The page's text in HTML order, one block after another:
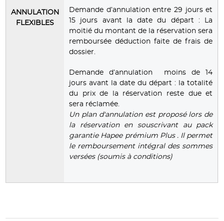
ANNULATION
FLEXIBLES
Demande d’annulation entre 29 jours et
15 jours avant la date du départ : La
moitié du montant de la réservation sera
remboursée déduction faite de frais de
dossier.
Demande d’annulation moins de 14
jours avant la date du départ : la totalité
du prix de la réservation reste due et
sera réclamée.
Un plan d'annulation est proposé lors de
la réservation en souscrivant au pack
garantie Hapee prémium Plus . Il permet
le remboursement intégral des sommes
versées (soumis à conditions)